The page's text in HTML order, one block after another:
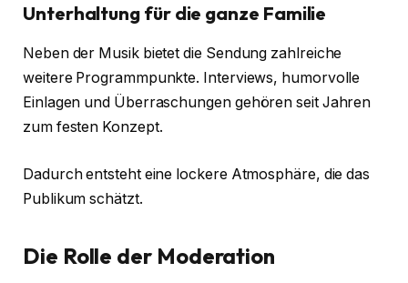
Unterhaltung für die ganze Familie
Neben der Musik bietet die Sendung zahlreiche
weitere Programmpunkte. Interviews, humorvolle
Einlagen und Überraschungen gehören seit Jahren
zum festen Konzept.
Dadurch entsteht eine lockere Atmosphäre, die das
Publikum schätzt.
Die Rolle der Moderation